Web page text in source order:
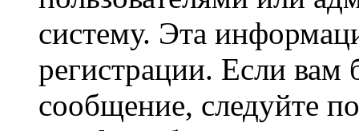
систему. Эта
регистрации. Если
сообщение, следуйте